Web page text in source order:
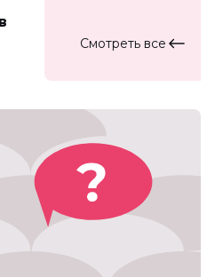
Смотреть все